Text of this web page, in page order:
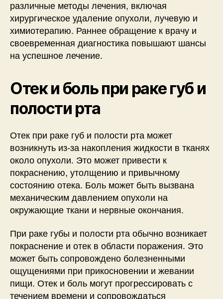
различные методы лечения, включая
хирургическое удаление опухоли, лучевую и
химиотерапию. Раннее обращение к врачу и
своевременная диагностика повышают шансы
на успешное лечение.
Отек и боль при раке губ и
полости рта
Отек при раке губ и полости рта может
возникнуть из-за накопления жидкости в тканях
около опухоли. Это может привести к
покраснению, утолщению и привычному
состоянию отека. Боль может быть вызвана
механическим давлением опухоли на
окружающие ткани и нервные окончания.
При раке губы и полости рта обычно возникает
покраснение и отек в области поражения. Это
может быть сопровождено болезненными
ощущениями при прикосновении и жевании
пищи. Отек и боль могут прогрессировать с
течением времени и сопровождаться